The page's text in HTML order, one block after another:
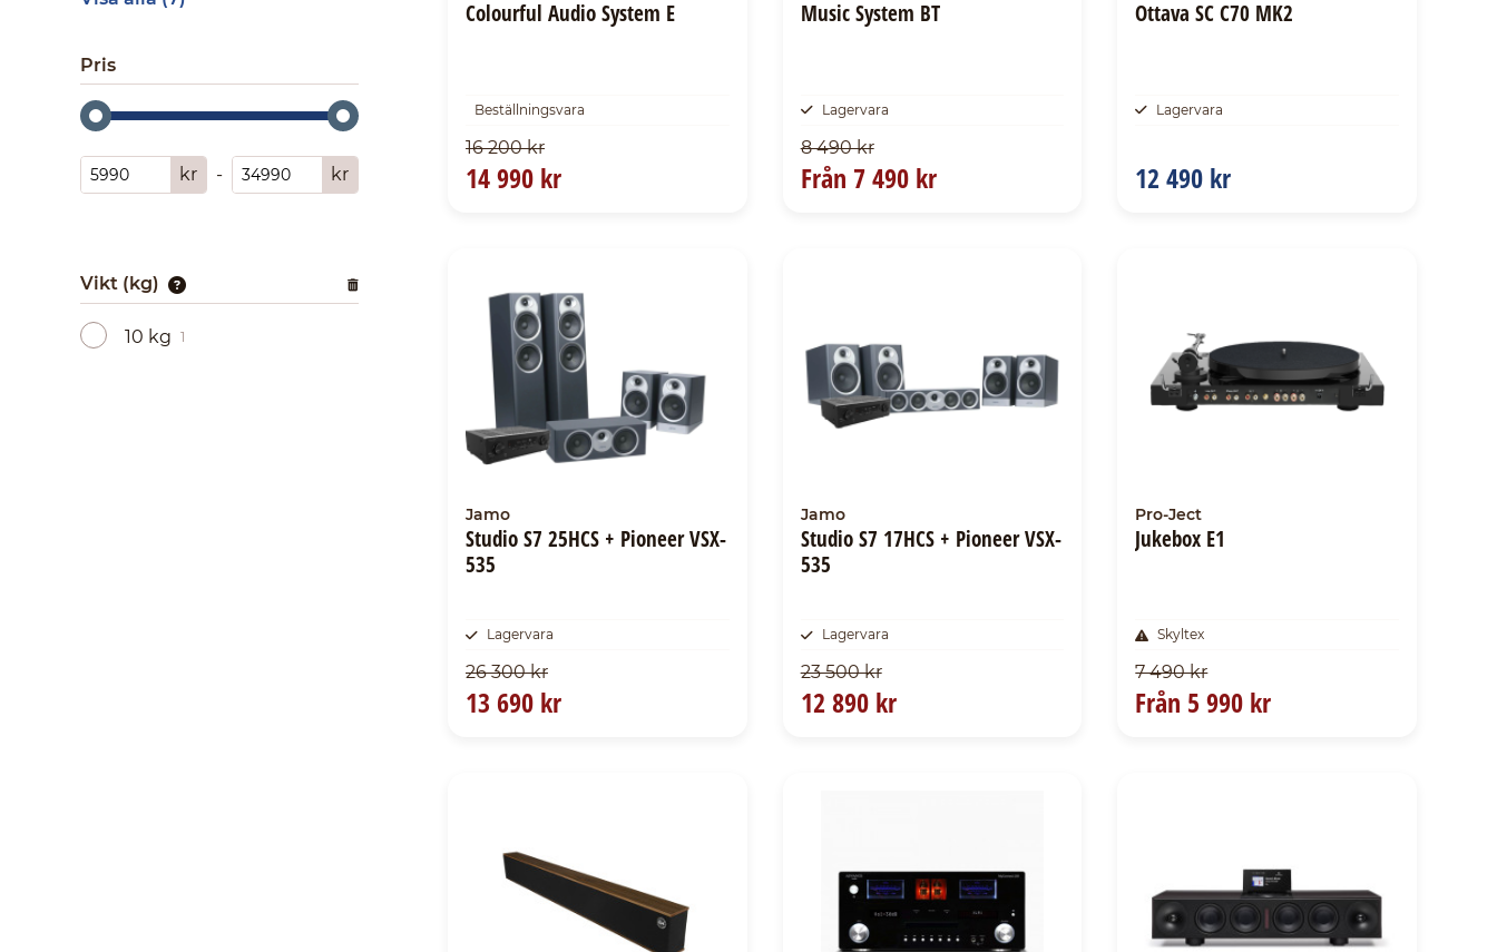
Pris
kr - kr
Vikt (kg)
10 kg 1
Colourful Audio System E
Beställningsvara
16 200 kr
14 990 kr
Music System BT
Lagervara
8 490 kr
Från 7 490 kr
Ottava SC C70 MK2
Lagervara
12 490 kr
Jamo
Studio S7 25HCS + Pioneer VSX-
535
Lagervara
26 300 kr
13 690 kr
Jamo
Studio S7 17HCS + Pioneer VSX-
535
Lagervara
23 500 kr
12 890 kr
Pro-Ject
Jukebox E1
Skyltex
7 490 kr
Från 5 990 kr